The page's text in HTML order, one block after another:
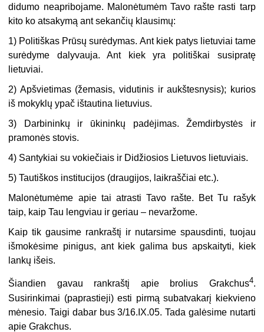
didumo neapribojame. Malonėtumėm Tavo rašte rasti tarp
kito ko atsakymą ant sekančių klausimų:
1) Politiškas Prūsų surėdymas. Ant kiek patys lietuviai tame
surėdyme dalyvauja. Ant kiek yra politiškai susipratę
lietuviai.
2) Apšvietimas (žemasis, vidutinis ir aukštesnysis); kurios
iš mokyklų ypač ištautina lietuvius.
3) Darbininkų ir ūkininkų padėjimas. Žemdirbystės ir
pramonės stovis.
4) Santykiai su vokiečiais ir Didžiosios Lietuvos lietuviais.
5) Tautiškos institucijos (draugijos, laikraščiai etc.).
Malonėtumėme apie tai atrasti Tavo rašte. Bet Tu rašyk
taip, kaip Tau lengviau ir geriau – nevaržome.
Kaip tik gausime rankraštį ir nutarsime spausdinti, tuojau
išmokėsime pinigus, ant kiek galima bus apskaityti, kiek
lankų išeis.
Šiandien gavau rankraštį apie brolius Grakchus4.
Susirinkimai (paprastieji) esti pirmą subatvakarį kiekvieno
mėnesio. Taigi dabar bus 3/16.IX.05. Tada galėsime nutarti
apie Grakchus.